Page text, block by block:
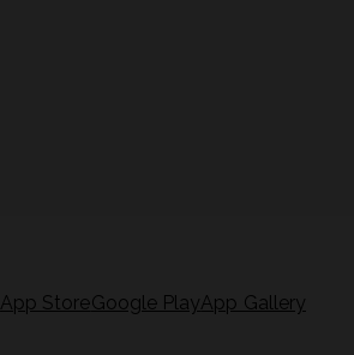
App StoreGoogle PlayApp Gallery